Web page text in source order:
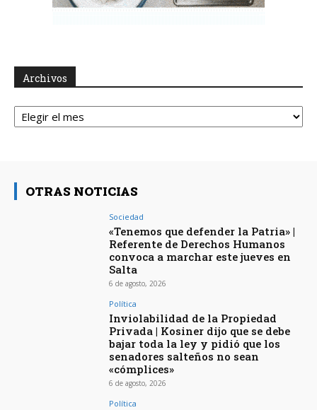
Archivos
Archivos
OTRAS NOTICIAS
Sociedad
«Tenemos que defender la Patria» |
Referente de Derechos Humanos
convoca a marchar este jueves en
Salta
6 de agosto, 2026
Política
Inviolabilidad de la Propiedad
Privada | Kosiner dijo que se debe
bajar toda la ley y pidió que los
senadores salteños no sean
«cómplices»
6 de agosto, 2026
Política